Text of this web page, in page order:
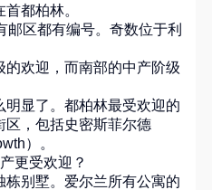
都柏林。
邮区都有编号。奇数位于利
欢迎，而南部的中产阶级
显了。都柏林最受欢迎的
区，包括史密斯菲尔德
）。
更受欢迎？
别墅。爱尔兰所有公寓的